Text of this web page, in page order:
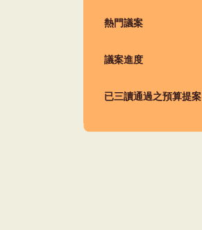
熱門議案
議案進度
已三讀通過之預算提案